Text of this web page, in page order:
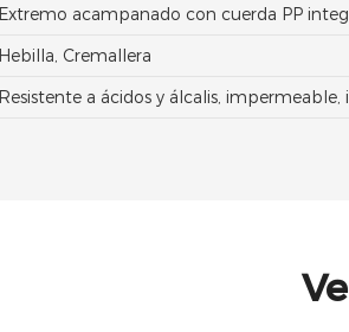
Extremo acampanado con cuerda PP
Hebilla, Cremallera
Resistente a ácidos y álcalis,